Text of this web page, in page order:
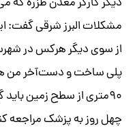
مشکلات البرز شرقی گفت:
از سوی دیگر هرکس در
پلی ساخت و دست‌آخر من
۹۰متری از سطح زمین
چهل روز به پزشک مراجعه